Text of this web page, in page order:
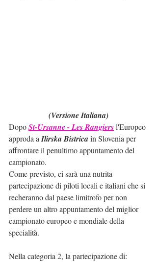
(Versione Italiana)
Dopo St-Ursanne - Les Rangiers l'Europeo
approda a Ilirska Bistrica in Slovenia per
affrontare il penultimo appuntamento del
campionato.
Come previsto, ci sarà una nutrita
partecipazione di piloti locali e italiani che si
recheranno dal paese limitrofo per non
perdere un altro appuntamento del miglior
campionato europeo e mondiale della
specialità.
Nella categoria 2, la partecipazione di: